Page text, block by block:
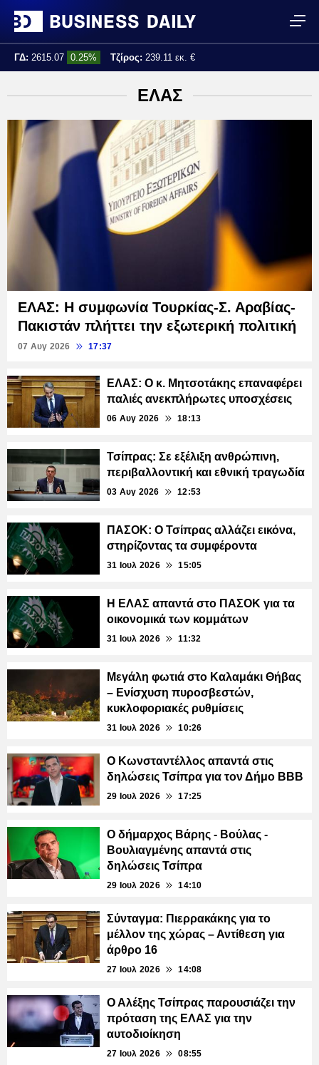
ΓΔ: 2615.07 0.25% Τζίρος: 239.11 εκ. €
ΕΛΑΣ
ΕΛΑΣ: Η συμφωνία Τουρκίας-Σ. Αραβίας-
Πακιστάν πλήττει την εξωτερική πολιτική
07 Αυγ 2026 17:37
ΕΛΑΣ: Ο κ. Μητσοτάκης επαναφέρει
παλιές ανεκπλήρωτες υποσχέσεις
06 Αυγ 2026 18:13
Τσίπρας: Σε εξέλιξη ανθρώπινη,
περιβαλλοντική και εθνική τραγωδία
03 Αυγ 2026 12:53
ΠΑΣΟΚ: Ο Τσίπρας αλλάζει εικόνα,
στηρίζοντας τα συμφέροντα
31 Ιουλ 2026 15:05
Η ΕΛΑΣ απαντά στο ΠΑΣΟΚ για τα
οικονομικά των κομμάτων
31 Ιουλ 2026 11:32
Μεγάλη φωτιά στο Καλαμάκι Θήβας
– Ενίσχυση πυροσβεστών,
κυκλοφοριακές ρυθμίσεις
31 Ιουλ 2026 10:26
Ο Κωνσταντέλλος απαντά στις
δηλώσεις Τσίπρα για τον Δήμο ΒΒΒ
29 Ιουλ 2026 17:25
Ο δήμαρχος Βάρης - Βούλας -
Βουλιαγμένης απαντά στις
δηλώσεις Τσίπρα
29 Ιουλ 2026 14:10
Σύνταγμα: Πιερρακάκης για το
μέλλον της χώρας – Αντίθεση για
άρθρο 16
27 Ιουλ 2026 14:08
Ο Αλέξης Τσίπρας παρουσιάζει την
πρόταση της ΕΛΑΣ για την
αυτοδιοίκηση
27 Ιουλ 2026 08:55